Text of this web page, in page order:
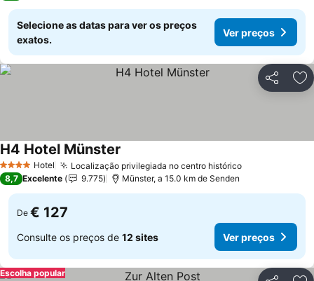
Selecione as datas para ver os preços
exatos.
Ver preços
Partilhar
4 EstrelasHotel Localização privilegiada no centro histórico
H4 Hotel Münster
8,7 Excelente 9.775 Münster, a 15.0 km de Senden
De € 127
Consulte os preços de 12 sites Ver preços
Escolha popular